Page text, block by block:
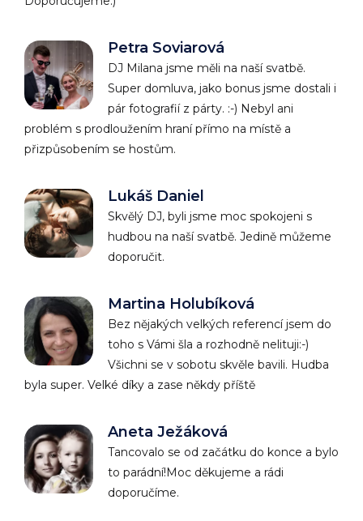
Petra Soviarová
DJ Milana jsme měli na naší svatbě.
Super domluva, jako bonus jsme dostali i
pár fotografií z párty. :-) Nebyl ani
problém s prodloužením hraní přímo na místě a
přizpůsobením se hostům.
Lukáš Daniel
Skvělý DJ, byli jsme moc spokojeni s
hudbou na naší svatbě. Jedině můžeme
doporučit.
Martina Holubíková
Bez nějakých velkých referencí jsem do
toho s Vámi šla a rozhodně nelituji:-)
Všichni se v sobotu skvěle bavili. Hudba
byla super. Velké díky a zase někdy příště
Aneta Ježáková
Tancovalo se od začátku do konce a bylo
to parádní!Moc děkujeme a rádi
doporučíme.